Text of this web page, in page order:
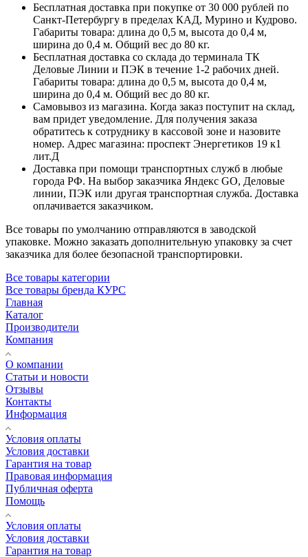
Бесплатная доставка при покупке от 30 000 рублей по
Санкт-Петербургу в пределах КАД, Мурино и Кудрово.
Габариты товара: длина до 0,5 м, высота до 0,4 м,
ширина до 0,4 м. Общий вес до 80 кг.
Бесплатная доставка со склада до терминала ТК
Деловые Линии и ПЭК в течение 1-2 рабочих дней.
Габариты товара: длина до 0,5 м, высота до 0,4 м,
ширина до 0,4 м. Общий вес до 80 кг.
Самовывоз из магазина. Когда заказ поступит на склад,
вам придет уведомление. Для получения заказа
обратитесь к сотруднику в кассовой зоне и назовите
номер. Адрес магазина: проспект Энергетиков 19 к1
лит.Д
Доставка при помощи транспортных служб в любые
города РФ. На выбор заказчика Яндекс GO, Деловые
линии, ПЭК или другая транспортная служба. Доставка
оплачивается заказчиком.
Все товары по умолчанию отправляются в заводской
упаковке. Можно заказать дополнительную упаковку за счет
заказчика для более безопасной транспортировки.
Все товары категории
Все товары бренда КУРС
Главная
Каталог
Производители
Компания
О компании
Статьи и новости
Отзывы
Контакты
Информация
Условия оплаты
Условия доставки
Гарантия на товар
Правовая информация
Публичная оферта
Помощь
Условия оплаты
Условия доставки
Гарантия на товар